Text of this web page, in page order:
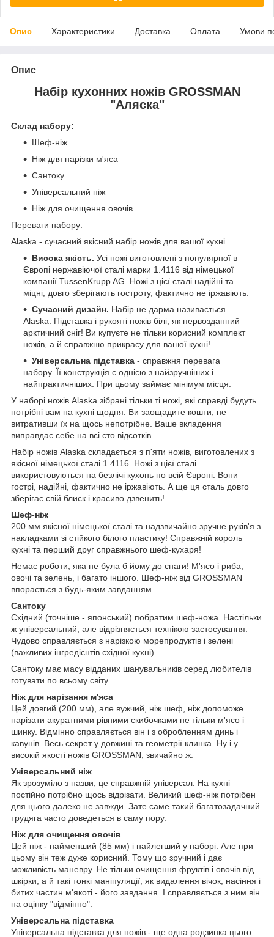
Опис Характеристики Доставка Оплата Умови
Опис
Набір кухонних ножів GROSSMAN
"Аляска"
Склад набору:
Шеф-ніж
Ніж для нарізки м'яса
Сантоку
Універсальний ніж
Ніж для очищення овочів
Переваги набору:
Alaska - сучасний якісний набір ножів для вашої кухні
Висока якість. Усі ножі виготовлені з популярної в
Європі нержавіючої сталі марки 1.4116 від німецької
компанії TussenKrupp AG. Ножі з цієї сталі надійні та
міцні, довго зберігають гостроту, фактично не іржавіють.
Сучасний дизайн. Набір не дарма називається
Alaska. Підставка і рукояті ножів білі, як первозданний
арктичний сніг! Ви купуєте не тільки корисний комплект
ножів, а й справжню прикрасу для вашої кухні!
Універсальна підставка - справжня перевага
набору. Її конструкція є однією з найзручніших і
найпрактичніших. При цьому займає мінімум місця.
У наборі ножів Alaska зібрані тільки ті ножі, які справді будуть
потрібні вам на кухні щодня. Ви заощадите кошти, не
витративши їх на щось непотрібне. Ваше вкладення
виправдає себе на всі сто відсотків.
Набір ножів Alaska складається з п'яти ножів, виготовлених з
якісної німецької сталі 1.4116. Ножі з цієї сталі
використовуються на безлічі кухонь по всій Європі. Вони
гострі, надійні, фактично не іржавіють. А ще ця сталь довго
зберігає свій блиск і красиво дзвенить!
Шеф-ніж
200 мм якісної німецької сталі та надзвичайно зручне руків'я з
накладками зі стійкого білого пластику! Справжній король
кухні та перший друг справжнього шеф-кухаря!
Немає роботи, яка не була б йому до снаги! М'ясо і риба,
овочі та зелень, і багато іншого. Шеф-ніж від GROSSMAN
впорається з будь-яким завданням.
Сантоку
Східний (точніше - японський) побратим шеф-ножа. Настільки
ж універсальний, але відрізняється технікою застосування.
Чудово справляється з нарізкою морепродуктів і зелені
(важливих інгредієнтів східної кухні).
Сантоку має масу відданих шанувальників серед любителів
готувати по всьому світу.
Ніж для нарізання м'яса
Цей довгий (200 мм), але вужчий, ніж шеф, ніж допоможе
нарізати акуратними рівними скибочками не тільки м'ясо і
шинку. Відмінно справляється він і з обробленням динь і
кавунів. Весь секрет у довжині та геометрії клинка. Ну і у
високій якості ножів GROSSMAN, звичайно ж.
Універсальний ніж
Як зрозуміло з назви, це справжній універсал. На кухні
постійно потрібно щось відрізати. Великий шеф-ніж потрібен
для цього далеко не завжди. Зате саме такий багатозадачний
трудяга часто доведеться в саму пору.
Ніж для очищення овочів
Цей ніж - найменший (85 мм) і найлегший у наборі. Але при
цьому він теж дуже корисний. Тому що зручний і дає
можливість маневру. Не тільки очищення фруктів і овочів від
шкірки, а й такі тонкі маніпуляції, як видалення вічок, насіння і
битих частин м'якоті - його завдання. І справляється з ним він
на оцінку "відмінно".
Універсальна підставка
Універсальна підставка для ножів - ще одна родзинка цього